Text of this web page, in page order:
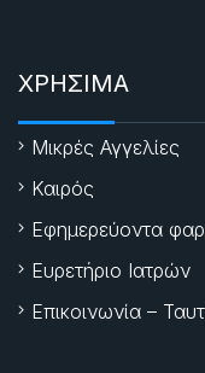
ΧΡΗΣΙΜΑ
Μικρές Αγγελίες
Καιρός
Εφημερεύοντα
Ευρετήριο Ιατρών
Επικοινωνία –